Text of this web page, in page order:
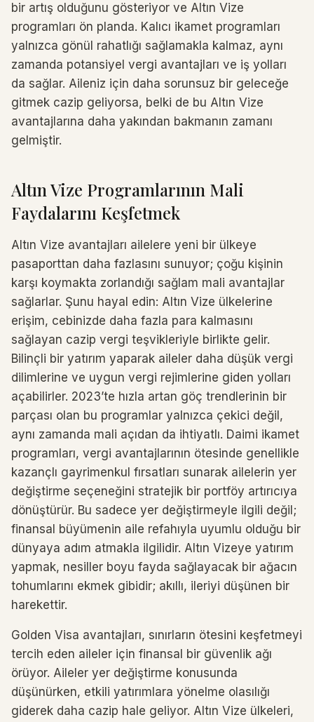
bir artış olduğunu gösteriyor ve Altın Vize
programları ön planda. Kalıcı ikamet programları
yalnızca gönül rahatlığı sağlamakla kalmaz, aynı
zamanda potansiyel vergi avantajları ve iş yolları
da sağlar. Aileniz için daha sorunsuz bir geleceğe
gitmek cazip geliyorsa, belki de bu Altın Vize
avantajlarına daha yakından bakmanın zamanı
gelmiştir.
Altın Vize Programlarının Mali
Faydalarını Keşfetmek
Altın Vize avantajları ailelere yeni bir ülkeye
pasaporttan daha fazlasını sunuyor; çoğu kişinin
karşı koymakta zorlandığı sağlam mali avantajlar
sağlarlar. Şunu hayal edin: Altın Vize ülkelerine
erişim, cebinizde daha fazla para kalmasını
sağlayan cazip vergi teşvikleriyle birlikte gelir.
Bilinçli bir yatırım yaparak aileler daha düşük vergi
dilimlerine ve uygun vergi rejimlerine giden yolları
açabilirler. 2023’te hızla artan göç trendlerinin bir
parçası olan bu programlar yalnızca çekici değil,
aynı zamanda mali açıdan da ihtiyatlı. Daimi ikamet
programları, vergi avantajlarının ötesinde genellikle
kazançlı gayrimenkul fırsatları sunarak ailelerin yer
değiştirme seçeneğini stratejik bir portföy artırıcıya
dönüştürür. Bu sadece yer değiştirmeyle ilgili değil;
finansal büyümenin aile refahıyla uyumlu olduğu bir
dünyaya adım atmakla ilgilidir. Altın Vizeye yatırım
yapmak, nesiller boyu fayda sağlayacak bir ağacın
tohumlarını ekmek gibidir; akıllı, ileriyi düşünen bir
harekettir.
Golden Visa avantajları, sınırların ötesini keşfetmeyi
tercih eden aileler için finansal bir güvenlik ağı
örüyor. Aileler yer değiştirme konusunda
düşünürken, etkili yatırımlara yönelme olasılığı
giderek daha cazip hale geliyor. Altın Vize ülkeleri,